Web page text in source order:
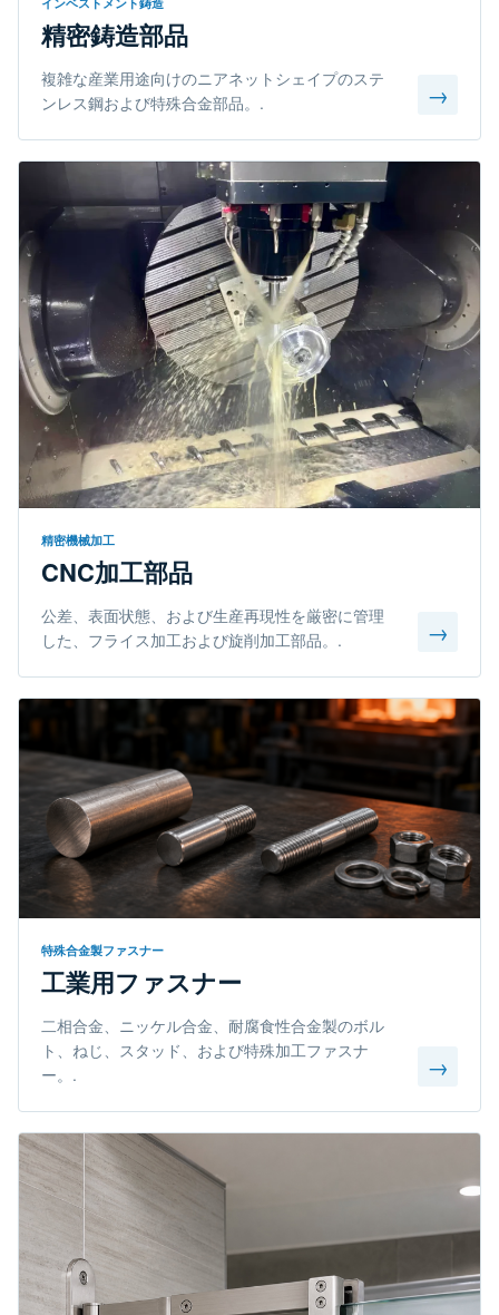
精密鋳造部品
複雑な産業用途向けのニアネットシェイプのステ
ンレス鋼および特殊合金部品。.
→
精密機械加工
CNC加工部品
公差、表面状態、および生産再現性を厳密に管理
した、フライス加工および旋削加工部品。.
→
特殊合金製ファスナー
工業用ファスナー
二相合金、ニッケル合金、耐腐食性合金製のボル
ト、ねじ、スタッド、および特殊加工ファスナ
ー。.
→